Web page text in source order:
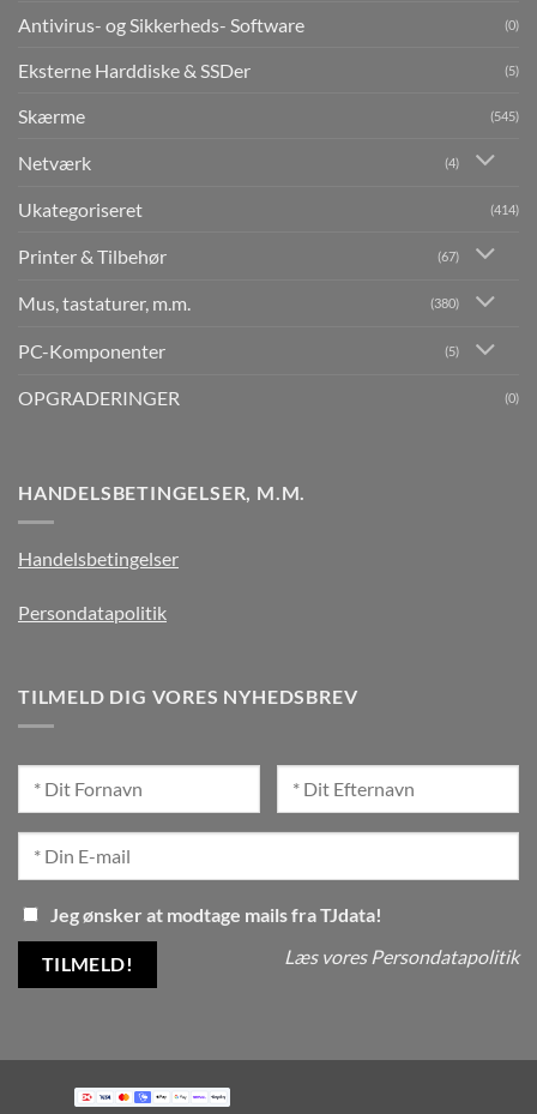
Antivirus- og Sikkerheds- Software (0)
Eksterne Harddiske & SSDer (5)
Skærme (545)
Netværk (4)
Ukategoriseret (414)
Printer & Tilbehør (67)
Mus, tastaturer, m.m. (380)
PC-Komponenter (5)
OPGRADERINGER (0)
HANDELSBETINGELSER, M.M.
Handelsbetingelser
Persondatapolitik
TILMELD DIG VORES NYHEDSBREV
Jeg ønsker at modtage mails fra TJdata!
Læs vores Persondatapolitik